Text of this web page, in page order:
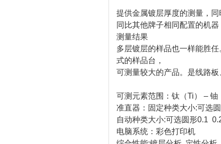
提供金属镀层厚度的测量，
同比其他牌子相同配置的机
测量结果
多层镀层的样品也一样能胜
式的样品台，
可测量较大的产品。是线路
可测元素范围：钛（Ti） –
准直器：固定种类大小:可选
自动种类大小:可选圆形0.1
电脑系统：彩色打印机